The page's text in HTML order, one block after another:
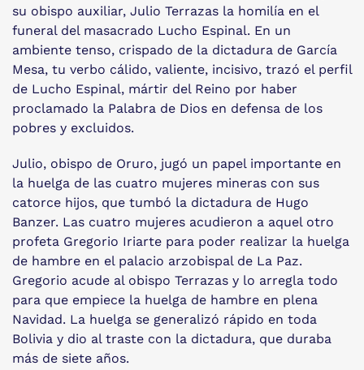
su obispo auxiliar, Julio Terrazas la homilía en el
funeral del masacrado Lucho Espinal. En un
ambiente tenso, crispado de la dictadura de García
Mesa, tu verbo cálido, valiente, incisivo, trazó el perfil
de Lucho Espinal, mártir del Reino por haber
proclamado la Palabra de Dios en defensa de los
pobres y excluidos.
Julio, obispo de Oruro, jugó un papel importante en
la huelga de las cuatro mujeres mineras con sus
catorce hijos, que tumbó la dictadura de Hugo
Banzer. Las cuatro mujeres acudieron a aquel otro
profeta Gregorio Iriarte para poder realizar la huelga
de hambre en el palacio arzobispal de La Paz.
Gregorio acude al obispo Terrazas y lo arregla todo
para que empiece la huelga de hambre en plena
Navidad. La huelga se generalizó rápido en toda
Bolivia y dio al traste con la dictadura, que duraba
más de siete años.